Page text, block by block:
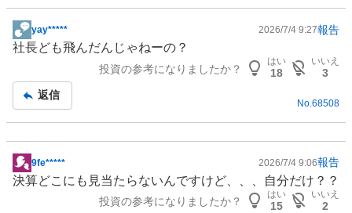
掲
示
事
yay***** 2026/7/4 9:27報告
社長ども飛んだんじゃねーの？
投資の参考になりましたか？
はい
18
いいえ
3
返信
No. 68508
掲
示
9fe***** 2026/7/4 9:06報告
決算どこにも見当たらないんですけど、、、自分だけ？？
投資の参考になりましたか？
はい
15
いいえ
2